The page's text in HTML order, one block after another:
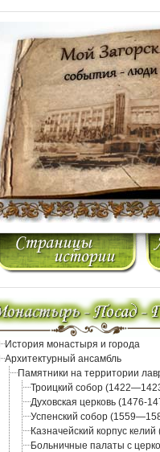
История монастыря и города
Архитектурный ансамбль
Памятники на территории
Троицкий собор (1422—1423
Духовская церковь (1476-
Успенский собор
Казначейский корпус келий
Больничные палаты с